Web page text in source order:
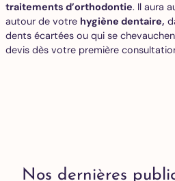
traitements d’orthodontie. Il aura
autour de votre hygiène dentaire,
dents écartées ou qui se
devis dès votre première
Nos dernières